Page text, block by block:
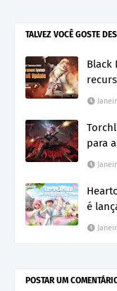
TALVEZ VOCÊ GOSTE
Black
para
é
POSTAR UM